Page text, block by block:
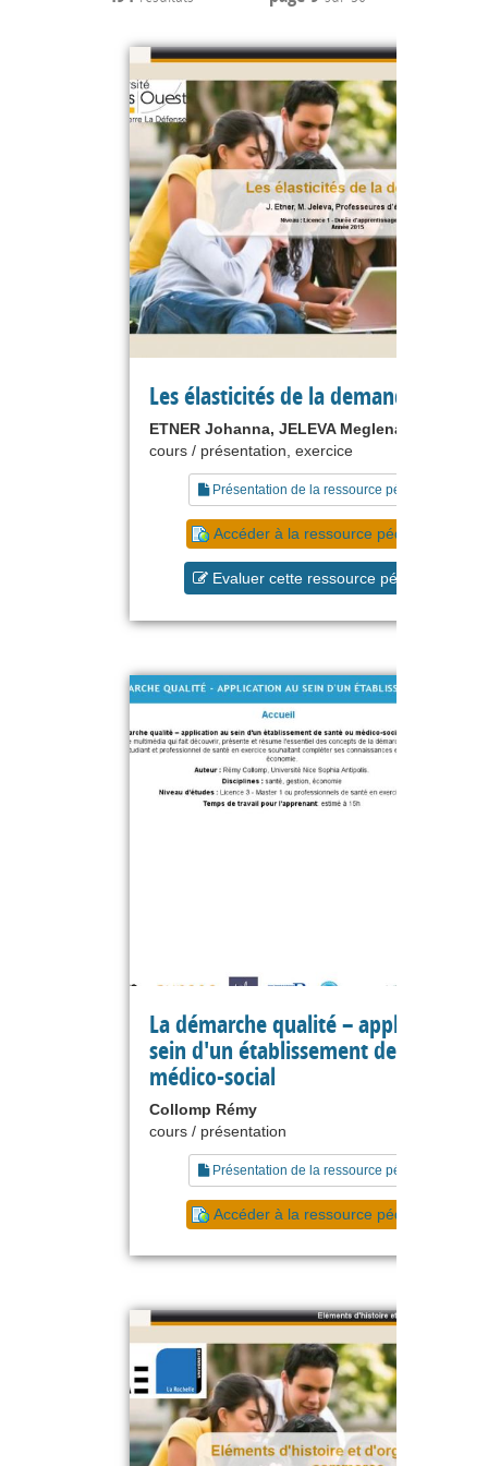
Les élasticités de la demande
ETNER Johanna, JELEVA Meglena
cours / présentation, exercice
Présentation de la ressource pédagogique
Accéder à la ressource pédagogique
Evaluer cette ressource pédagogique
La démarche qualité – application au
sein d'un établissement de santé ou
médico-social
Collomp Rémy
cours / présentation
Présentation de la ressource pédagogique
Accéder à la ressource pédagogique